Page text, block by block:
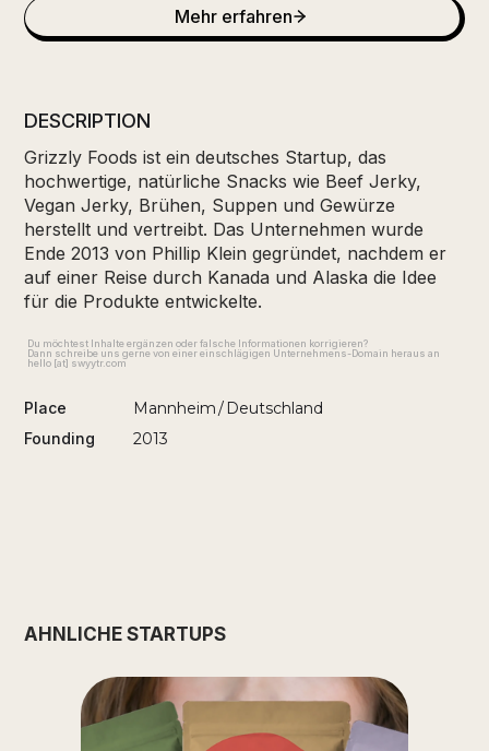
Mehr erfahren
DESCRIPTION
Grizzly Foods ist ein deutsches Startup, das
hochwertige, natürliche Snacks wie Beef Jerky,
Vegan Jerky, Brühen, Suppen und Gewürze
herstellt und vertreibt. Das Unternehmen wurde
Ende 2013 von Phillip Klein gegründet, nachdem er
auf einer Reise durch Kanada und Alaska die Idee
für die Produkte entwickelte.
Du möchtest Inhalte ergänzen oder falsche Informationen korrigieren?
Dann schreibe uns gerne von einer einschlägigen Unternehmens-Domain heraus an
hello [at] swyytr.com
Place Mannheim/ Deutschland
Founding 2013
ÄHNLICHE STARTUPS